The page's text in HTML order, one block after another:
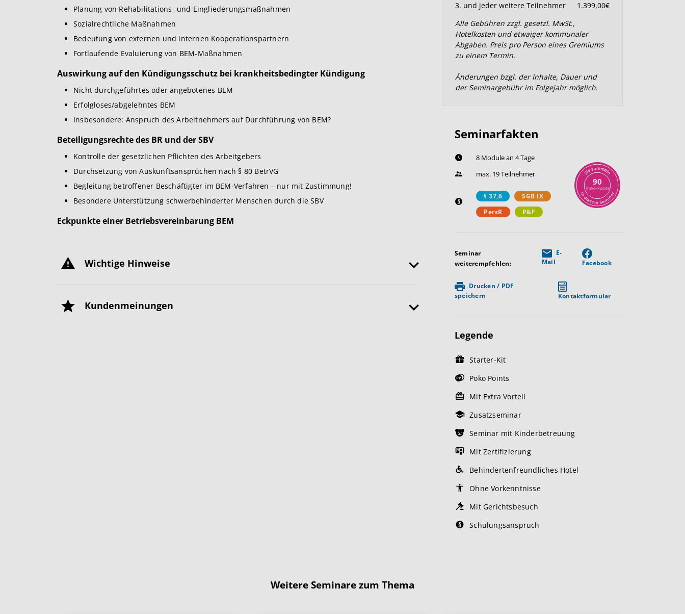
Planung von Rehabilitations- und Eingliederungsmaßnahmen
Sozialrechtliche Maßnahmen
Bedeutung von externen und internen Kooperationspartnern
Fortlaufende Evaluierung von BEM-Maßnahmen
Auswirkung auf den Kündigungsschutz bei krankheitsbedingter Kündigung
Nicht durchgeführtes oder angebotenes BEM
Erfolgloses/abgelehntes BEM
Insbesondere: Anspruch des Arbeitnehmers auf Durchführung von BEM?
Beteiligungsrechte des BR und der SBV
Kontrolle der gesetzlichen Pflichten des Arbeitgebers
Durchsetzung von Auskunftsansprüchen nach § 80 BetrVG
Begleitung betroffener Beschäftigter im BEM-Verfahren – nur mit Zustimmung!
Besondere Unterstützung schwerbehinderter Menschen durch die SBV
Eckpunkte einer Betriebsvereinbarung BEM
Wichtige Hinweise
Kundenmeinungen
3. und jeder weitere Teilnehmer
1.399,00€
Alle Gebühren zzgl. gesetzl. MwSt.,
Hotelkosten und etwaiger kommunaler
Abgaben. Preis pro Person eines Gremiums
zu einem Termin.
Änderungen bzgl. der Inhalte, Dauer und
der Seminargebühr im Folgejahr möglich.
Seminarfakten
8 Module an 4 Tage
max. 19 Teilnehmer
§ 37,6
SGB IX
PersR
P&F
i
n
d
iesemSemi
n
a
r
S
iesammel
n
90
Poko-Points
Seminar
weiterempfehlen:
E-
Mail
Facebook
Drucken / PDF
speichern
Kontaktformular
Legende
Starter-Kit
Poko Points
Mit Extra Vorteil
Zusatzseminar
Seminar mit Kinderbetreuung
Mit Zertifizierung
Behindertenfreundliches Hotel
Ohne Vorkenntnisse
Mit Gerichtsbesuch
Schulungsanspruch
Weitere Seminare zum Thema